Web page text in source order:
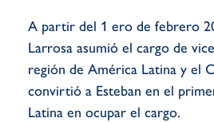
A partir del 1 ero de febrero
Larrosa asumió el cargo de
región de América Latina y el
convirtió a Esteban en el
Latina en ocupar el cargo.